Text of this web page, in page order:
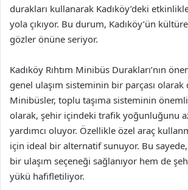
durakları kullanarak Kadıköy’deki
yola çıkıyor. Bu durum, Kadıköy’ün
gözler önüne seriyor.
Kadıköy Rıhtım Minibüs Durakları’nın
genel ulaşım sisteminin bir parçası
Minibüsler, toplu taşıma sisteminin
olarak, şehir içindeki trafik yoğunluğunu
yardımcı oluyor. Özellikle özel araç
için ideal bir alternatif sunuyor. Bu
bir ulaşım seçeneği sağlanıyor hem de
yükü hafifletiliyor.